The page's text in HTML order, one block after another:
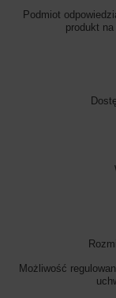
Podmiot
produkt
Możliwość